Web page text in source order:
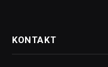
KONTAKT